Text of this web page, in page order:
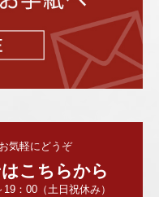
気軽にどうぞ
こちらから
：00（土日祝休み）